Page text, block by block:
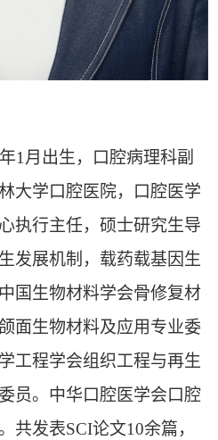
年1月出生，口腔病理科副
大学口腔医院，口腔医学
执行主任，硕士研究生导
发展机制，载药载基因生
国生物材料学会骨修复材
面生物材料及应用专业委
工程学会组织工程与再生
员。中华口腔医学会口腔
共发表SCI论文10余篇，